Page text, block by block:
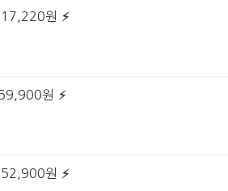
17,220원
원
52,900원